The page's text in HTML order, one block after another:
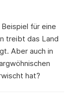
Beispiel für eine
treibt das Land
Aber auch in
hat?